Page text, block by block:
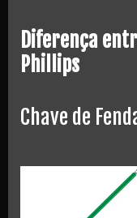
Diferença
Phillips
Chave de